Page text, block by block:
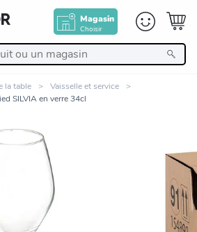
Magasin
Choisir
la table
Vaisselle et service
SILVIA en verre 34cl